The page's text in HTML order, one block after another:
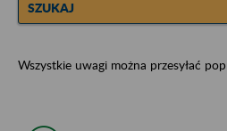
SZUKAJ
Wszystkie uwagi można przesyłać